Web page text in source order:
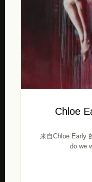
Chloe
来自Chloe Early
do we